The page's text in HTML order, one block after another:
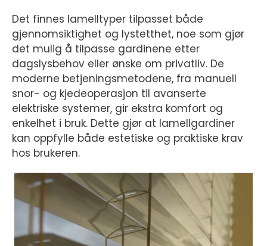
Det finnes lamelltyper tilpasset både
gjennomsiktighet og lystetthet, noe som gjør
det mulig å tilpasse gardinene etter
dagslysbehov eller ønske om privatliv. De
moderne betjeningsmetodene, fra manuell
snor- og kjedeoperasjon til avanserte
elektriske systemer, gir ekstra komfort og
enkelhet i bruk. Dette gjør at lamellgardiner
kan oppfylle både estetiske og praktiske krav
hos brukeren.